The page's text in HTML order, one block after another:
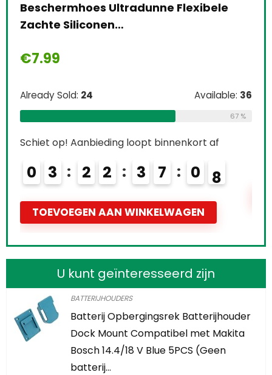
Beschermhoes Ultradunne Flexibele
Zachte Siliconen…
€7.99
Already Sold: 24 Available: 36
67 %
Schiet op! Aanbieding loopt binnenkort af
0 3 2 2 3 7 0 6
7
TOEVOEGEN AAN WINKELWAGEN
U kunt geïnteresseerd zijn
BATTERIJHOUDERS
Batterij Opbergingsrek Batterijhouder
Dock Mount Compatibel met Makita
Bosch 14.4/18 V Blue 5PCS (Geen
batterij…